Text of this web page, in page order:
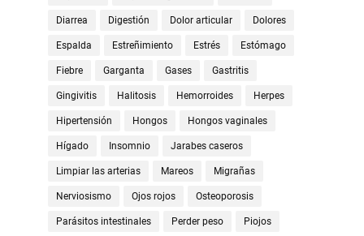
Diarrea Digestión Dolor articular Dolores
Espalda Estreñimiento Estrés Estómago
Fiebre Garganta Gases Gastritis
Gingivitis Halitosis Hemorroides Herpes
Hipertensión Hongos Hongos vaginales
Hígado Insomnio Jarabes caseros
Limpiar las arterias Mareos Migrañas
Nerviosismo Ojos rojos Osteoporosis
Parásitos intestinales Perder peso Piojos